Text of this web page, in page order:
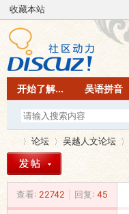
收藏本站
开始了解... 吴语拼音
»
论坛
›
吴越人文论坛
查看: 22742 回复: 45